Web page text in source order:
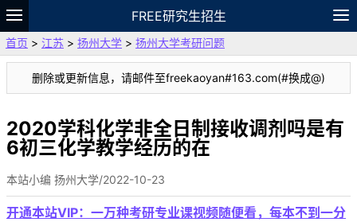
FREE研究生招生
题库
故事 专题 APP 笔记
VIP
资料
首页 > 江苏 > 扬州大学 > 扬州大学考研问题
删除或更新信息，请邮件至freekaoyan#163.com(#换成@)
2020学科化学非全日制接收调剂吗是有
6初三化学教学经历的在
本站小编 扬州大学/2022-10-23
开通本站VIP：一万种考研专业课视频随便看，每本不到一分